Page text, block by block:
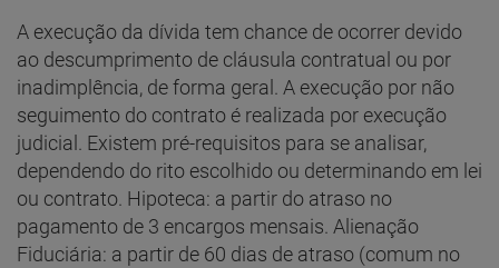
A execução da dívida tem chance de ocorrer devido
ao descumprimento de cláusula contratual ou por
inadimplência, de forma geral. A execução por não
seguimento do contrato é realizada por execução
judicial. Existem pré-requisitos para se analisar,
dependendo do rito escolhido ou determinando em lei
ou contrato. Hipoteca: a partir do atraso no
pagamento de 3 encargos mensais. Alienação
Fiduciária: a partir de 60 dias de atraso (comum no